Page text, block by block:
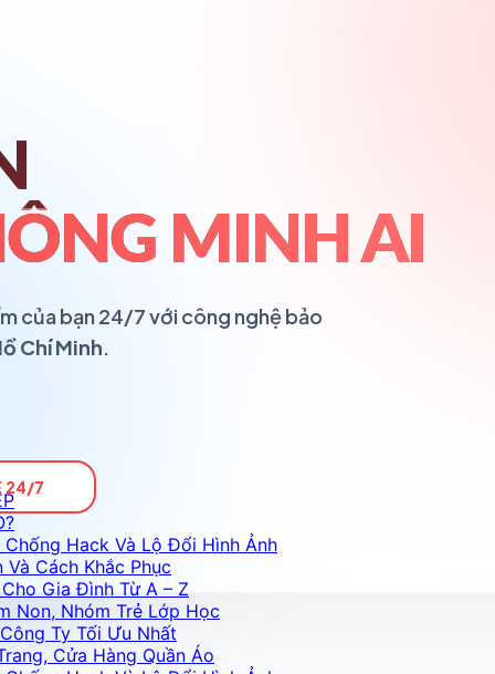
Hack Và Lộ Đổi Hình Ảnh
Cách Khắc Phục
Gia Đình Từ A – Z
Non, Nhóm Trẻ Lớp Học
Ty Tối Ưu Nhất
Cửa Hàng Quần Áo
MINH AI
của bạn 24/7 với công nghệ bảo
Chí Minh.
24/7